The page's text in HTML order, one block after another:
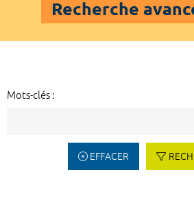
Recherche
Mots-clés :
EFFACER